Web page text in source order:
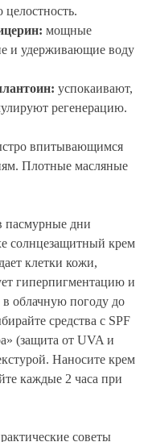
целостность.
мощные
и удерживающие воду
успокаивают,
регенерацию.
впитывающимся
Плотные масляные
пасмурные дни
солнцезащитный крем
клетки кожи,
гиперпигментацию и
облачную погоду до
средства с SPF
(защита от UVA и
Наносите крем
каждые 2 часа при
советы